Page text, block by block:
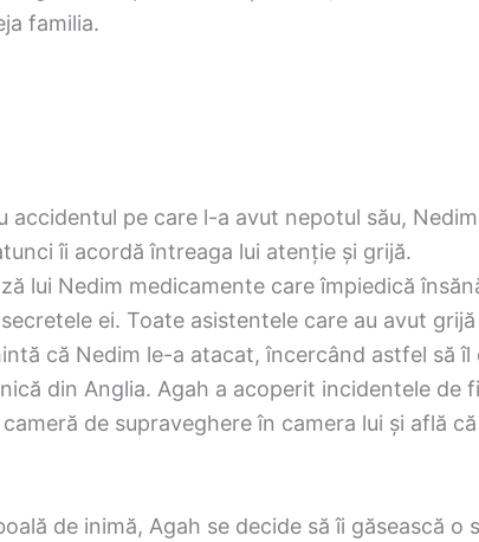
familia.
accidentul pe care l-a avut nepotul său,
îi acordă întreaga lui atenție și grijă.
lui Nedim medicamente care împiedică
ei. Toate asistentele care au avut
că Nedim le-a atacat, încercând astfel să îl
din Anglia. Agah a acoperit incidentele de
de supraveghere în camera lui și află
de inimă, Agah se decide să îi găsească o